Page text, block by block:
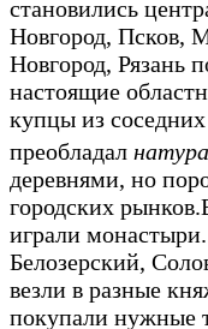
становились
Новгород, Псков,
Новгород, Рязань
настоящие
купцы из
преобладал
деревнями, но
городских рынков.
играли
Белозерский,
везли в разные
покупали нужные